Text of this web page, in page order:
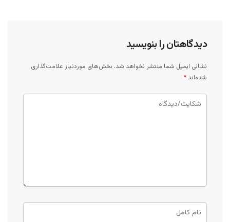
دیدگاهتان را بنویسید
نشانی ایمیل شما منتشر نخواهد شد. بخش‌های موردنیاز علامت‌گذاری
شده‌اند *